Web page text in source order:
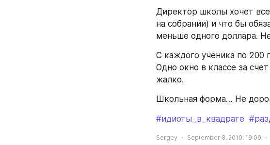
Директор школы хочет
на собрании) и что бы
меньше одного доллара.
С каждого ученика по 200
Одно окно в классе за
жалко.
Школьная форма… Не
#идиоты_в_квадрате
Sergey September 8, 2010, 19:09